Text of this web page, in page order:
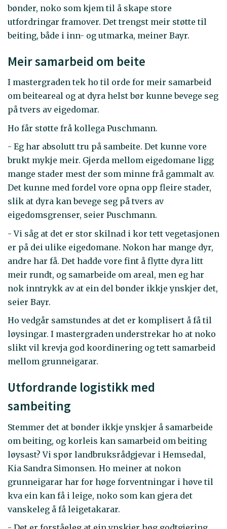
bønder, noko som kjem til å skape store
utfordringar framover. Det trengst meir støtte til
beiting, både i inn- og utmarka, meiner Bayr.
Meir samarbeid om beite
I mastergraden tek ho til orde for meir samarbeid
om beiteareal og at dyra helst bør kunne bevege seg
på tvers av eigedomar.
Ho får støtte frå kollega Puschmann.
- Eg har absolutt tru på sambeite. Det kunne vore
brukt mykje meir. Gjerda mellom eigedomane ligg
mange stader mest der som minne frå gammalt av.
Det kunne med fordel vore opna opp fleire stader,
slik at dyra kan bevege seg på tvers av
eigedomsgrenser, seier Puschmann.
- Vi såg at det er stor skilnad i kor tett vegetasjonen
er på dei ulike eigedomane. Nokon har mange dyr,
andre har få. Det hadde vore fint å flytte dyra litt
meir rundt, og samarbeide om areal, men eg har
nok inntrykk av at ein del bønder ikkje ynskjer det,
seier Bayr.
Ho vedgår samstundes at det er komplisert å få til
løysingar. I mastergraden understrekar ho at noko
slikt vil krevja god koordinering og tett samarbeid
mellom grunneigarar.
Utfordrande logistikk med
sambeiting
Stemmer det at bønder ikkje ynskjer å samarbeide
om beiting, og korleis kan samarbeid om beiting
løysast? Vi spør landbruksrådgjevar i Hemsedal,
Kia Sandra Simonsen. Ho meiner at nokon
grunneigarar har for høge forventningar i høve til
kva ein kan få i leige, noko som kan gjera det
vanskeleg å få leigetakarar.